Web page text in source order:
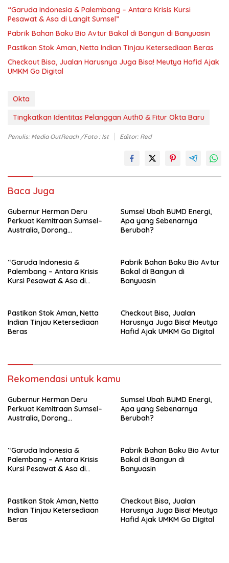
“Garuda Indonesia & Palembang – Antara Krisis Kursi
Pesawat & Asa di Langit Sumsel”
Pabrik Bahan Baku Bio Avtur Bakal di Bangun di Banyuasin
Pastikan Stok Aman, Netta Indian Tinjau Ketersediaan Beras
Checkout Bisa, Jualan Harusnya Juga Bisa! Meutya Hafid Ajak
UMKM Go Digital
Okta
Tingkatkan Identitas Pelanggan Auth0 & Fitur Okta Baru
Penulis: Media OutReach /foto : Ist Editor: Red
Baca Juga
Gubernur Herman Deru
Perkuat Kemitraan Sumsel–
Australia, Dorong
Sumsel Ubah BUMD Energi,
Apa yang Sebenarnya
Berubah?
“Garuda Indonesia &
Palembang – Antara Krisis
Kursi Pesawat & Asa di
Pabrik Bahan Baku Bio Avtur
Bakal di Bangun di
Banyuasin
Pastikan Stok Aman, Netta
Indian Tinjau Ketersediaan
Beras
Checkout Bisa, Jualan
Harusnya Juga Bisa! Meutya
Hafid Ajak UMKM Go Digital
Rekomendasi untuk kamu
Gubernur Herman Deru
Perkuat Kemitraan Sumsel–
Australia, Dorong
Sumsel Ubah BUMD Energi,
Apa yang Sebenarnya
Berubah?
“Garuda Indonesia &
Palembang – Antara Krisis
Kursi Pesawat & Asa di
Pabrik Bahan Baku Bio Avtur
Bakal di Bangun di
Banyuasin
Pastikan Stok Aman, Netta
Indian Tinjau Ketersediaan
Beras
Checkout Bisa, Jualan
Harusnya Juga Bisa! Meutya
Hafid Ajak UMKM Go Digital